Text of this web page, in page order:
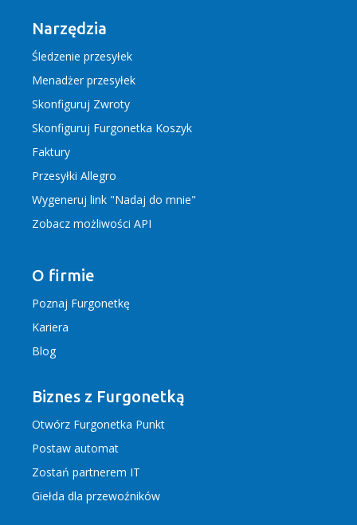
Narzędzia
Śledzenie przesyłek
Menadżer przesyłek
Skonfiguruj Zwroty
Skonfiguruj Furgonetka Koszyk
Faktury
Przesyłki Allegro
Wygeneruj link "Nadaj do mnie"
Zobacz możliwości API
O firmie
Poznaj Furgonetkę
Kariera
Blog
Biznes z Furgonetką
Otwórz Furgonetka Punkt
Postaw automat
Zostań partnerem IT
Giełda dla przewoźników